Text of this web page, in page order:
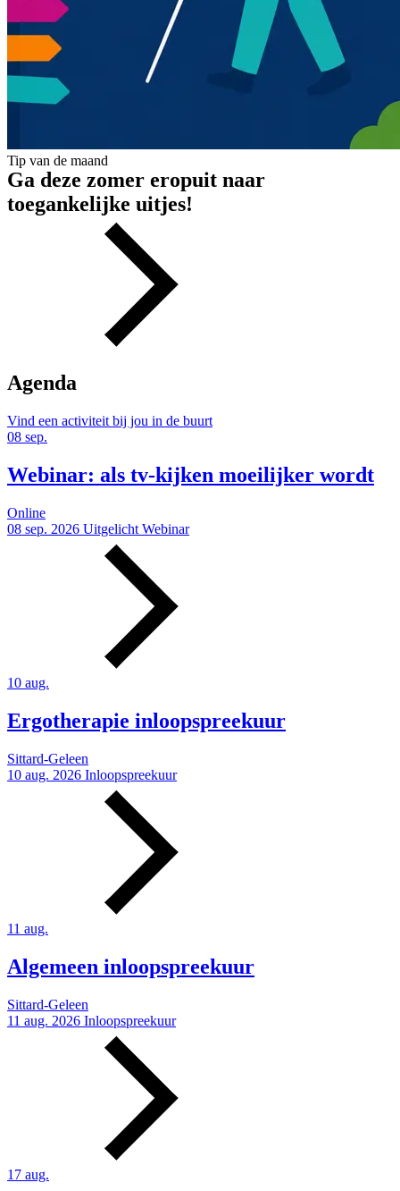
Tip van de maand
Ga deze zomer eropuit naar
toegankelijke uitjes!
Agenda
Vind een activiteit bij jou in de buurt
08 sep.
Webinar: als tv-kijken moeilijker wordt
Online
08 sep. 2026 Uitgelicht Webinar
10 aug.
Ergotherapie inloopspreekuur
Sittard-Geleen
10 aug. 2026 Inloopspreekuur
11 aug.
Algemeen inloopspreekuur
Sittard-Geleen
11 aug. 2026 Inloopspreekuur
17 aug.